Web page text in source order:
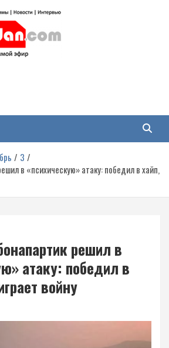
Гражданская война
включая события в Новороссии, ДНР,
3
в «психическую» атаку: победил в хайп,
решил в
атаку: победил в
войну